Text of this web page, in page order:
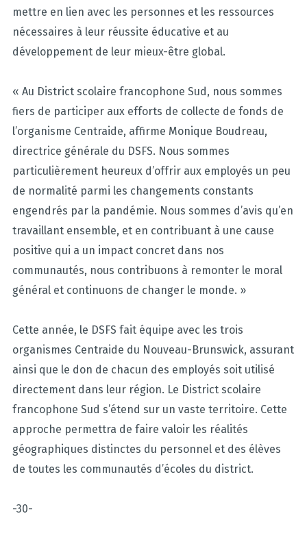
mettre en lien avec les personnes et les ressources
nécessaires à leur réussite éducative et au
développement de leur mieux-être global.
« Au District scolaire francophone Sud, nous sommes
fiers de participer aux efforts de collecte de fonds de
l’organisme Centraide, affirme Monique Boudreau,
directrice générale du DSFS. Nous sommes
particulièrement heureux d’offrir aux employés un peu
de normalité parmi les changements constants
engendrés par la pandémie. Nous sommes d’avis qu’en
travaillant ensemble, et en contribuant à une cause
positive qui a un impact concret dans nos
communautés, nous contribuons à remonter le moral
général et continuons de changer le monde. »
Cette année, le DSFS fait équipe avec les trois
organismes Centraide du Nouveau-Brunswick, assurant
ainsi que le don de chacun des employés soit utilisé
directement dans leur région. Le District scolaire
francophone Sud s’étend sur un vaste territoire. Cette
approche permettra de faire valoir les réalités
géographiques distinctes du personnel et des élèves
de toutes les communautés d’écoles du district.
-30-